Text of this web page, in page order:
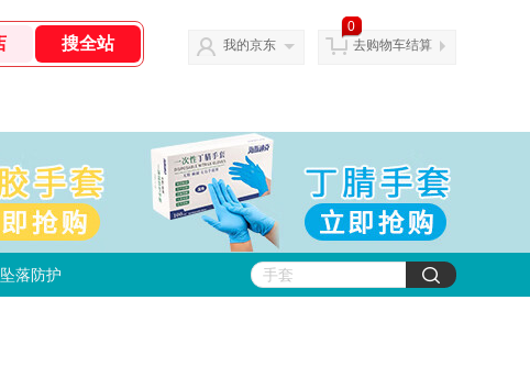
我的京东
0
去购物车结算
坠落防护